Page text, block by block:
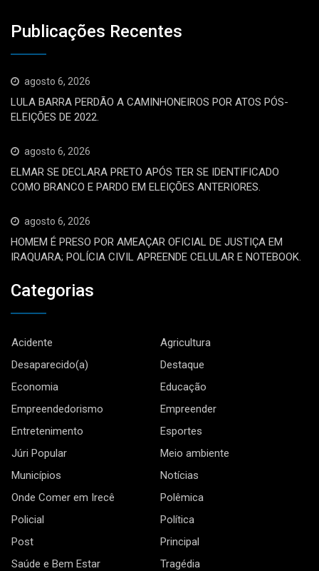
Publicações Recentes
agosto 6, 2026
LULA BARRA PERDÃO A CAMINHONEIROS POR ATOS PÓS-
ELEIÇÕES DE 2022.
agosto 6, 2026
ELMAR SE DECLARA PRETO APÓS TER SE IDENTIFICADO
COMO BRANCO E PARDO EM ELEIÇÕES ANTERIORES.
agosto 6, 2026
HOMEM É PRESO POR AMEAÇAR OFICIAL DE JUSTIÇA EM
IRAQUARA; POLÍCIA CIVIL APREENDE CELULAR E NOTEBOOK.
Categorias
Acidente
Agricultura
Desaparecido(a)
Destaque
Economia
Educação
Empreendedorismo
Empreender
Entretenimento
Esportes
Júri Popular
Meio ambiente
Municípios
Notícias
Onde Comer em Irecê
Polêmica
Policial
Política
Post
Principal
Saúde e Bem Estar
Tragédia